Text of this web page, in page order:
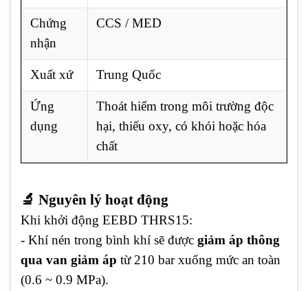
Chứng
nhận
CCS / MED
Xuất xứ Trung Quốc
Ứng
dụng
Thoát hiểm trong môi trường độc
hại, thiếu oxy, có khói hoặc hóa
chất
🔬 Nguyên lý hoạt động
Khi khởi động EEBD THRS15:
- Khí nén trong bình khí sẽ được giảm áp thông
qua van giảm áp từ 210 bar xuống mức an toàn
(0.6 ~ 0.9 MPa).